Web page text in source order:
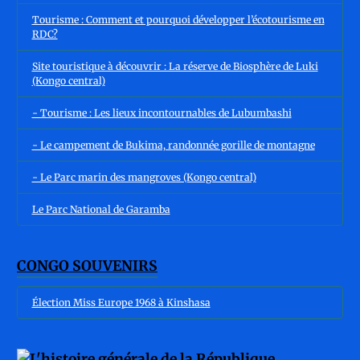
Tourisme : Comment et pourquoi développer l’écotourisme en
RDC?
Site touristique à découvrir : La réserve de Biosphère de Luki
(Kongo central)
- Tourisme : Les lieux incontournables de Lubumbashi
- Le campement de Bukima, randonnée gorille de montagne
- Le Parc marin des mangroves (Kongo central)
Le Parc National de Garamba
CONGO SOUVENIRS
Élection Miss Europe 1968 à Kinshasa